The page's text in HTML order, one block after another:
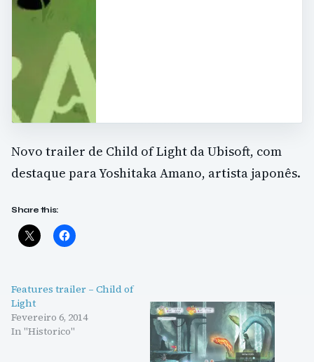
Novo trailer de Child of Light da Ubisoft, com
destaque para Yoshitaka Amano, artista japonês.
Share this:
Features trailer – Child of
Light
Fevereiro 6, 2014
In "Historico"